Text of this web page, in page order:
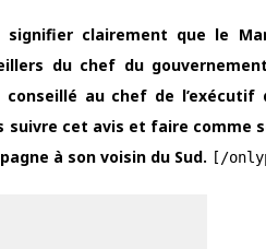
clairement que le
du chef du
au chef de
suivre cet avis et faire comme
à son voisin du Sud. [/